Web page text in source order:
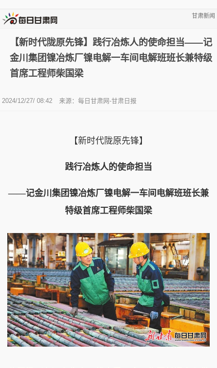
甘肃新闻
【新时代陇原先锋】践行冶炼人的使命担当——记
金川集团镍冶炼厂镍电解一车间电解班班长兼特级
首席工程师柴国梁
2024/12/27/ 08:42 来源：每日甘肃网-甘肃日报
【新时代陇原先锋】
践行冶炼人的使命担当
——记金川集团镍冶炼厂镍电解一车间电解班班长兼
特级首席工程师柴国梁